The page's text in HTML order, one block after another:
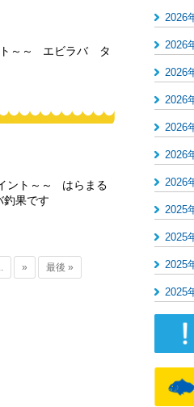
ト～～ エビラバ タ
ント～～ はらまる
釣果です
» 最後 »
2026
2026
2026
2026
2026
2026
2026
2025
2025
2025
2025